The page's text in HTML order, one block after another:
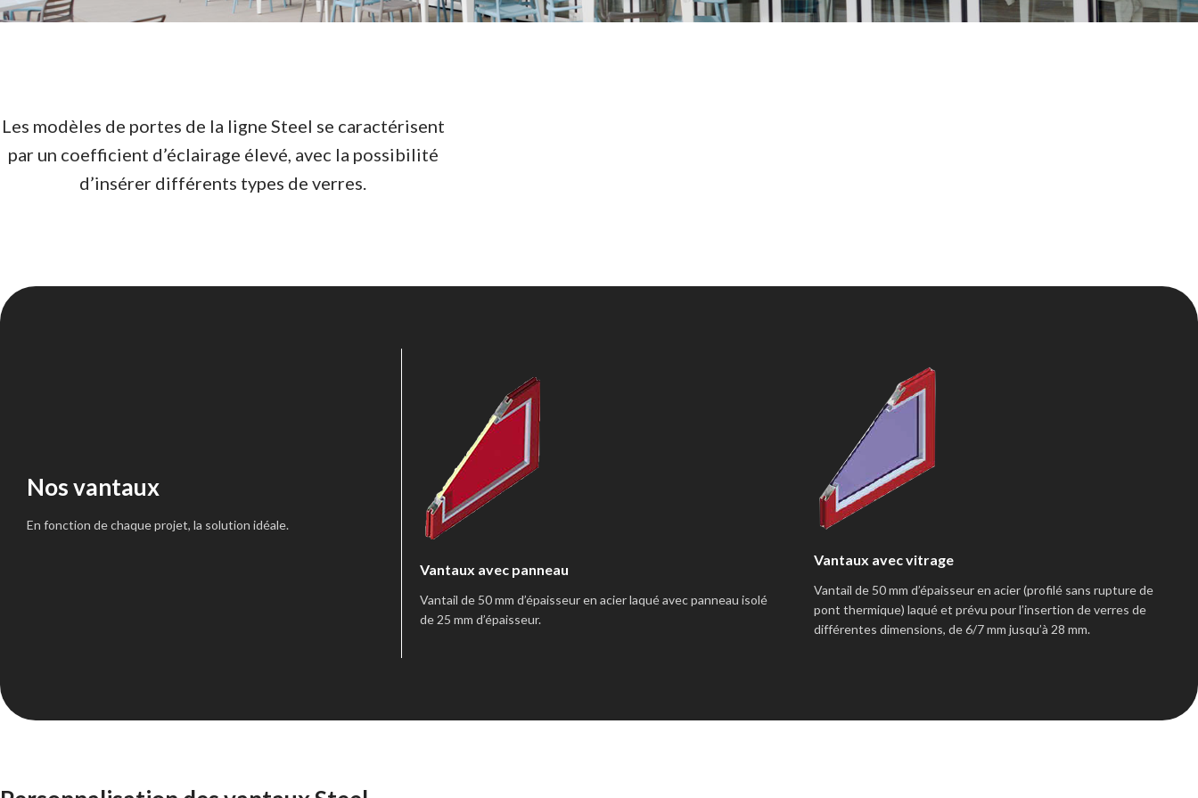
Les modèles de portes de la ligne Steel se caractérisent
par un coefficient d’éclairage élevé, avec la possibilité
d’insérer différents types de verres.
Nos vantaux
En fonction de chaque projet, la solution idéale.
Vantaux avec panneau
Vantail de 50 mm d’épaisseur en acier laqué avec panneau isolé
de 25 mm d’épaisseur.
Vantaux avec vitrage
Vantail de 50 mm d’épaisseur en acier (profilé sans rupture de
pont thermique) laqué et prévu pour l’insertion de verres de
différentes dimensions, de 6/7 mm jusqu’à 28 mm.